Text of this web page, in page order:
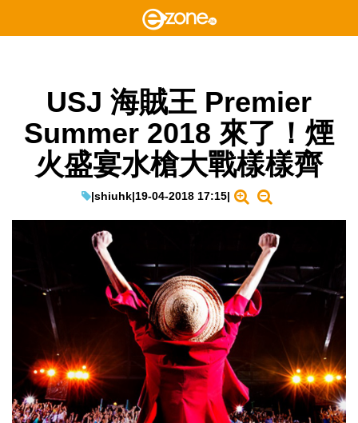
USJ 海賊王 Premier
Summer 2018 來了！煙
火盛宴水槍大戰樣樣齊
|shiuhk|19-04-2018 17:15|